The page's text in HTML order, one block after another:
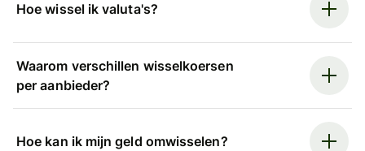
Hoe wissel ik valuta's?
Waarom verschillen wisselkoersen
per aanbieder?
Hoe kan ik mijn geld omwisselen?